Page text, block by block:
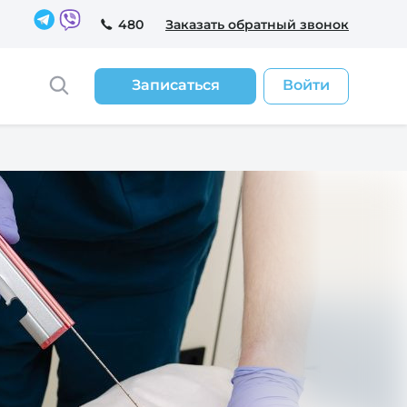
480 Заказать обратный звонок
Записаться Войти